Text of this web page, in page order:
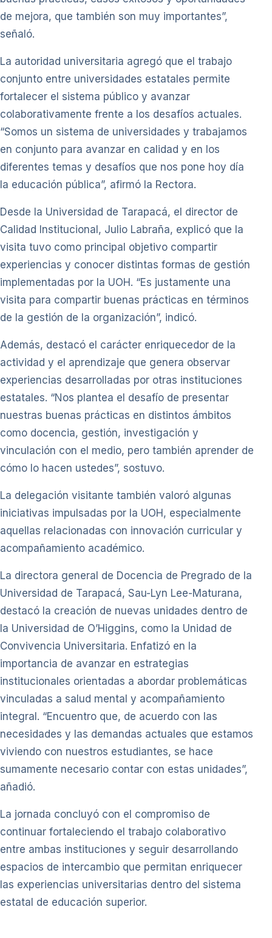
de mejora, que también son muy importantes”,
señaló.
La autoridad universitaria agregó que el trabajo
conjunto entre universidades estatales permite
fortalecer el sistema público y avanzar
colaborativamente frente a los desafíos actuales.
“Somos un sistema de universidades y trabajamos
en conjunto para avanzar en calidad y en los
diferentes temas y desafíos que nos pone hoy día
la educación pública”, afirmó la Rectora.
Desde la Universidad de Tarapacá, el director de
Calidad Institucional, Julio Labraña, explicó que la
visita tuvo como principal objetivo compartir
experiencias y conocer distintas formas de gestión
implementadas por la UOH. “Es justamente una
visita para compartir buenas prácticas en términos
de la gestión de la organización”, indicó.
Además, destacó el carácter enriquecedor de la
actividad y el aprendizaje que genera observar
experiencias desarrolladas por otras instituciones
estatales. “Nos plantea el desafío de presentar
nuestras buenas prácticas en distintos ámbitos
como docencia, gestión, investigación y
vinculación con el medio, pero también aprender de
cómo lo hacen ustedes”, sostuvo.
La delegación visitante también valoró algunas
iniciativas impulsadas por la UOH, especialmente
aquellas relacionadas con innovación curricular y
acompañamiento académico.
La directora general de Docencia de Pregrado de la
Universidad de Tarapacá, Sau-Lyn Lee-Maturana,
destacó la creación de nuevas unidades dentro de
la Universidad de O’Higgins, como la Unidad de
Convivencia Universitaria. Enfatizó en la
importancia de avanzar en estrategias
institucionales orientadas a abordar problemáticas
vinculadas a salud mental y acompañamiento
integral. “Encuentro que, de acuerdo con las
necesidades y las demandas actuales que estamos
viviendo con nuestros estudiantes, se hace
sumamente necesario contar con estas unidades”,
añadió.
La jornada concluyó con el compromiso de
continuar fortaleciendo el trabajo colaborativo
entre ambas instituciones y seguir desarrollando
espacios de intercambio que permitan enriquecer
las experiencias universitarias dentro del sistema
estatal de educación superior.